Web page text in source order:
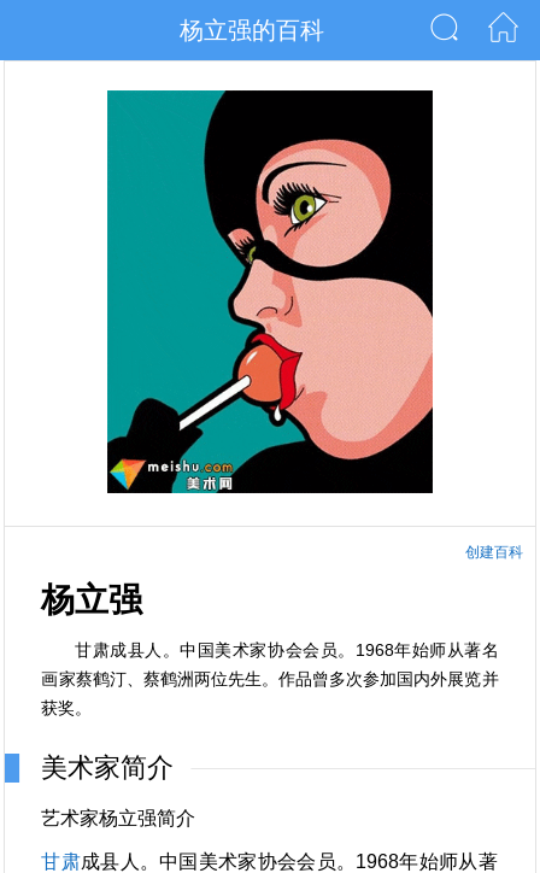
杨立强的百科
创建百科
杨立强
甘肃成县人。中国美术家协会会员。1968年始师从著名
画家蔡鹤汀、蔡鹤洲两位先生。作品曾多次参加国内外展览并
获奖。
美术家简介
艺术家杨立强简介
甘肃成县人。中国美术家协会会员。1968年始师从著